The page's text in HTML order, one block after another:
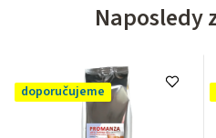
Naposledy
doporučujeme